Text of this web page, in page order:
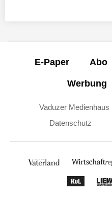
E-Paper Abo
Werbung
Vaduzer Medienhaus
Datenschutz